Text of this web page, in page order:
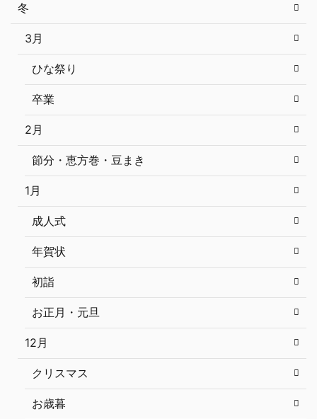
冬
3月
ひな祭り
卒業
2月
節分・恵方巻・豆まき
1月
成人式
年賀状
初詣
お正月・元旦
12月
クリスマス
お歳暮